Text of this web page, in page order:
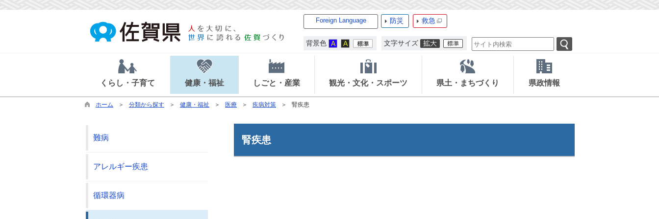
Foreign Language 防災 救急
背景色 文字サイズ
くらし・子育て 健康・福祉 しごと・産業 観光・文化・スポーツ 県土・まちづくり 県政情報
ホーム 分類から探す 健康・福祉 医療 疾病対策 腎疾患
腎疾患
難病
アレルギー疾患
循環器病